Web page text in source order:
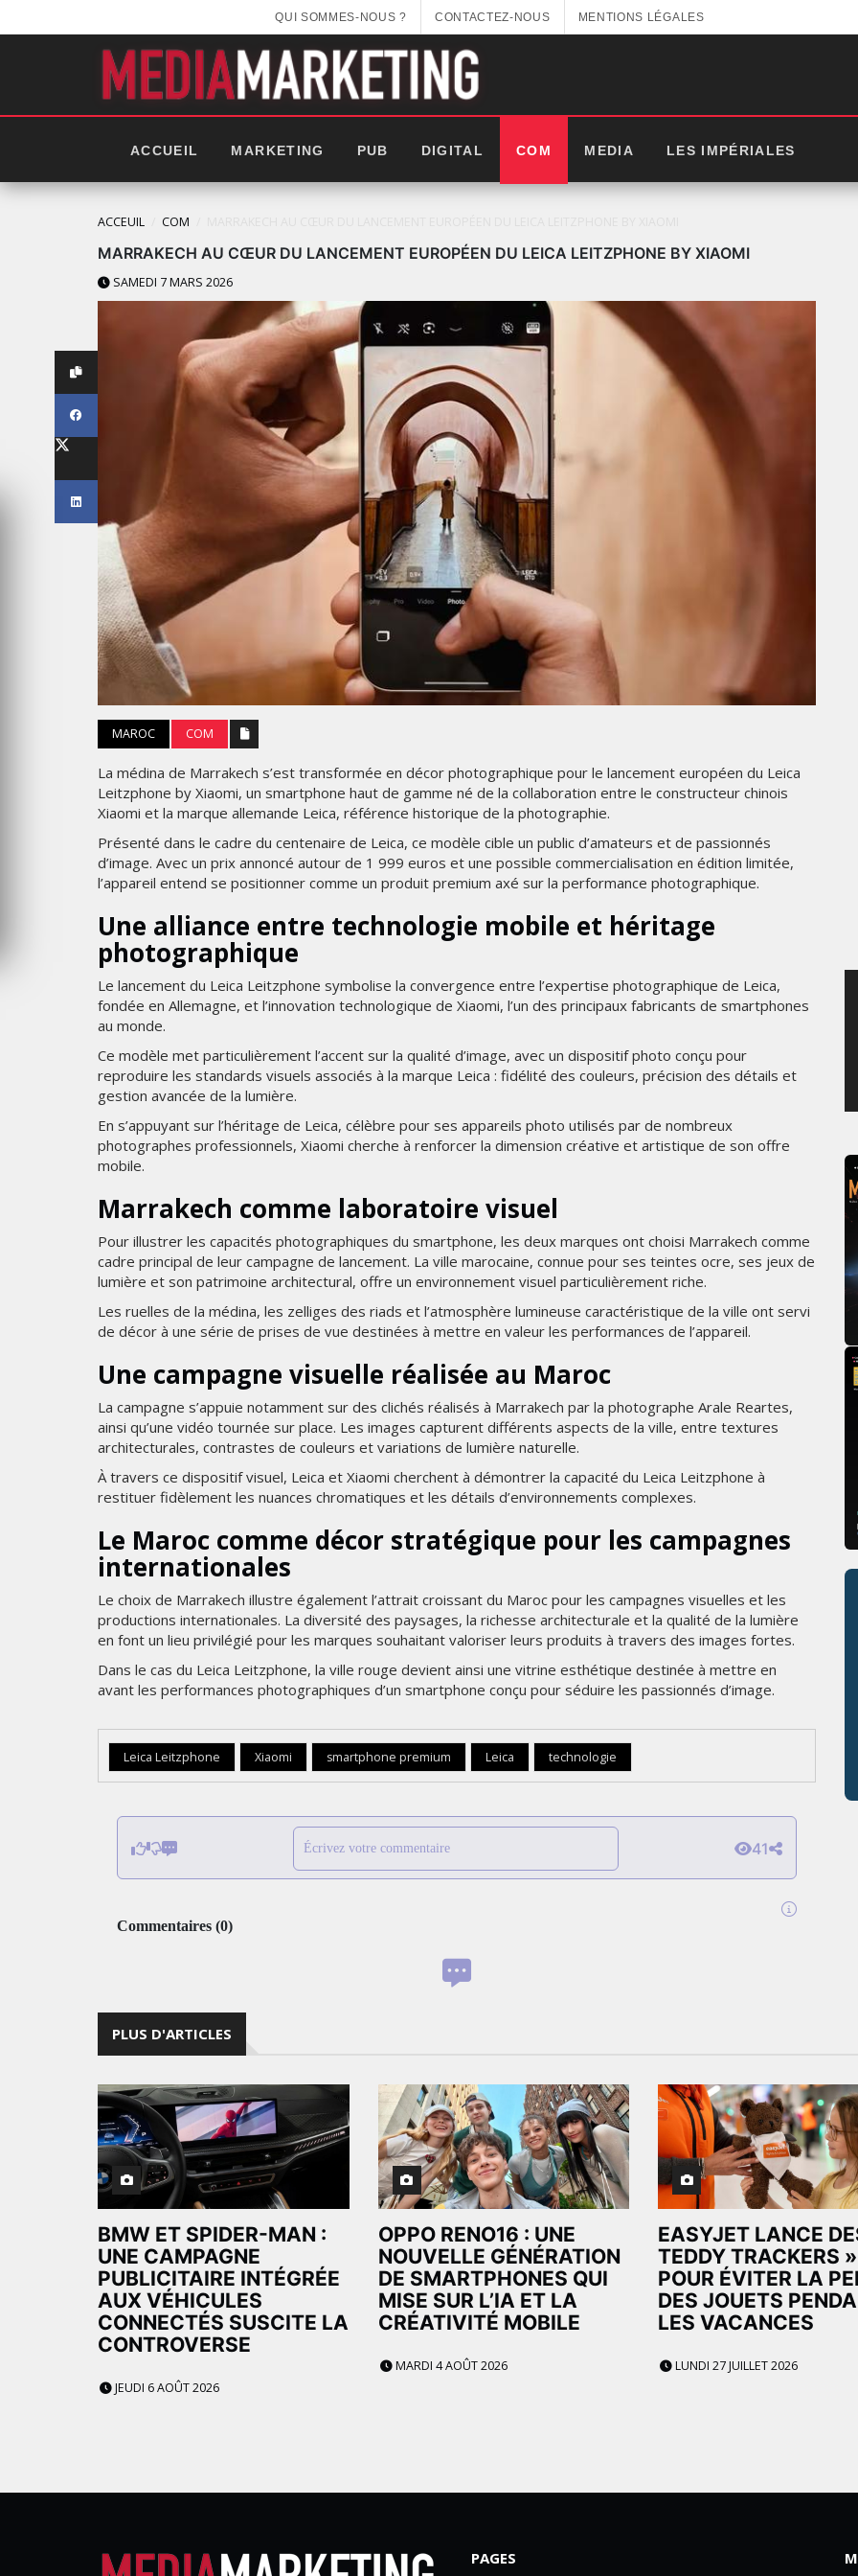
QUI SOMMES-NOUS ? CONTACTEZ-NOUS MENTIONS LÉGALES
ACCUEIL MARKETING PUB DIGITAL COM MEDIA LES IMPÉRIALES
ACCEUIL COM
MARRAKECH AU CŒUR DU LANCEMENT EUROPÉEN DU LEICA LEITZPHONE BY XIAOMI
SAMEDI 7 MARS 2026
MAROC COM
La médina de Marrakech s’est transformée en décor photographique pour le lancement européen du Leica
Leitzphone by Xiaomi, un smartphone haut de gamme né de la collaboration entre le constructeur chinois
Xiaomi et la marque allemande Leica, référence historique de la photographie.
Présenté dans le cadre du centenaire de Leica, ce modèle cible un public d’amateurs et de passionnés
d’image. Avec un prix annoncé autour de 1 999 euros et une possible commercialisation en édition limitée,
l’appareil entend se positionner comme un produit premium axé sur la performance photographique.
Une alliance entre technologie mobile et héritage
photographique
Le lancement du Leica Leitzphone symbolise la convergence entre l’expertise photographique de Leica,
fondée en Allemagne, et l’innovation technologique de Xiaomi, l’un des principaux fabricants de smartphones
au monde.
Ce modèle met particulièrement l’accent sur la qualité d’image, avec un dispositif photo conçu pour
reproduire les standards visuels associés à la marque Leica : fidélité des couleurs, précision des détails et
gestion avancée de la lumière.
En s’appuyant sur l’héritage de Leica, célèbre pour ses appareils photo utilisés par de nombreux
photographes professionnels, Xiaomi cherche à renforcer la dimension créative et artistique de son offre
mobile.
Marrakech comme laboratoire visuel
Pour illustrer les capacités photographiques du smartphone, les deux marques ont choisi Marrakech comme
cadre principal de leur campagne de lancement. La ville marocaine, connue pour ses teintes ocre, ses jeux de
lumière et son patrimoine architectural, offre un environnement visuel particulièrement riche.
Les ruelles de la médina, les zelliges des riads et l’atmosphère lumineuse caractéristique de la ville ont servi
de décor à une série de prises de vue destinées à mettre en valeur les performances de l’appareil.
Une campagne visuelle réalisée au Maroc
La campagne s’appuie notamment sur des clichés réalisés à Marrakech par la photographe Arale Reartes,
ainsi qu’une vidéo tournée sur place. Les images capturent différents aspects de la ville, entre textures
architecturales, contrastes de couleurs et variations de lumière naturelle.
À travers ce dispositif visuel, Leica et Xiaomi cherchent à démontrer la capacité du Leica Leitzphone à
restituer fidèlement les nuances chromatiques et les détails d’environnements complexes.
Le Maroc comme décor stratégique pour les campagnes
internationales
Le choix de Marrakech illustre également l’attrait croissant du Maroc pour les campagnes visuelles et les
productions internationales. La diversité des paysages, la richesse architecturale et la qualité de la lumière
en font un lieu privilégié pour les marques souhaitant valoriser leurs produits à travers des images fortes.
Dans le cas du Leica Leitzphone, la ville rouge devient ainsi une vitrine esthétique destinée à mettre en
avant les performances photographiques d’un smartphone conçu pour séduire les passionnés d’image.
Leica Leitzphone Xiaomi smartphone premium Leica technologie
Écrivez votre commentaire 41
Commentaires (0)
LES IMPÉRIALES WEEK 2026
SOUS THÈME "DABA OR NEVER"
MARDI 27 JANVIER 2026
LES IMPÉRIALES WEEK 2025:
THE PARADIGM SHIFT –
BUSINESS. PEOPLE. TECH
: IKEA
MARKETING
EMIRATES CÉLÈBRE L’IDENTITÉ
DES ÉMIRATS AVEC UNE LIVRÉE
SPÉCIALE SUR SES AVIONS
EMBLÉMATIQUES
MERCREDI 5 AOÛT 2026
NIKE STUDIO FLEECE : UNE
NOUVELLE GÉNÉRATION DE
VÊTEMENTS DE SPORT PENSÉE
POUR LE QUOTIDIEN
MERCREDI 5 AOÛT 2026
PLUS D'ARTICLES
BMW ET SPIDER-MAN :
UNE CAMPAGNE
PUBLICITAIRE INTÉGRÉE
AUX VÉHICULES
CONNECTÉS SUSCITE LA
CONTROVERSE
JEUDI 6 AOÛT 2026
OPPO RENO16 : UNE
NOUVELLE GÉNÉRATION
DE SMARTPHONES QUI
MISE SUR L’IA ET LA
CRÉATIVITÉ MOBILE
MARDI 4 AOÛT 2026
EASYJET LANCE
TEDDY TRACKERS »
POUR ÉVITER LA
DES JOUETS
LES VACANCES
LUNDI 27 JUILLET 2026
PAGES